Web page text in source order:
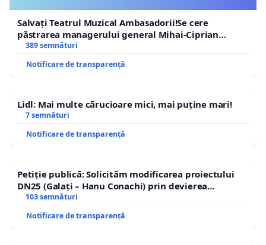
Salvați Teatrul Muzical Ambasadorii!Se cere
păstrarea managerului general Mihai-Ciprian
ROGOJAN
389 semnături
Notificare de transparență
Lidl: Mai multe cărucioare mici, mai puține mari!
7 semnături
Notificare de transparență
Petiție publică: Solicităm modificarea proiectului
DN25 (Galați – Hanu Conachi) prin devierea
traseului în afara localităților!
103 semnături
Notificare de transparență